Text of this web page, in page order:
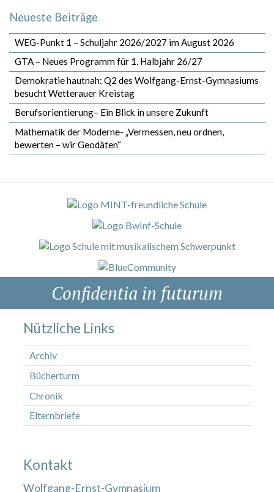
Neueste Beiträge
WEG-Punkt 1 – Schuljahr 2026/2027 im August 2026
GTA – Neues Programm für 1. Halbjahr 26/27
Demokratie hautnah: Q2 des Wolfgang-Ernst-Gymnasiums
besucht Wetterauer Kreistag
Berufsorientierung– Ein Blick in unsere Zukunft
Mathematik der Moderne- „Vermessen, neu ordnen,
bewerten – wir Geodäten“
Confidentia in futurum
Nützliche Links
Archiv
Bücherturm
Chronik
Elternbriefe
Kontakt
Wolfgang-Ernst-Gymnasium